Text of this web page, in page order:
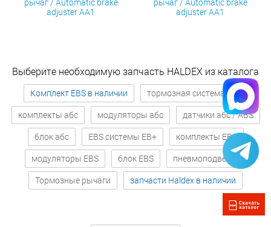
adjuster AA1
adjuster AA1
Выберите необходимую запчасть HALDEX из каталога
Комплект EBS в наличии
тормозная система абс
комплекты абс
модуляторы абс
датчики абс / ABS
блок абс
EBS системы EB+
комплекты EBS
модуляторы EBS
блок EBS
пневмоподвеска
Тормозные рычаги
запчасти Haldex в наличии